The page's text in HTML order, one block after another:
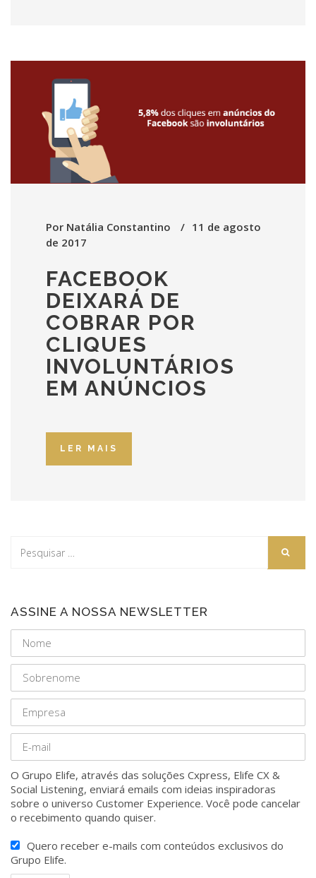
Por Natália Constantino
11 de agosto
de 2017
FACEBOOK
DEIXARÁ DE
COBRAR POR
CLIQUES
INVOLUNTÁRIOS
EM ANÚNCIOS
LER MAIS
ASSINE A NOSSA NEWSLETTER
O Grupo Elife, através das soluções Cxpress, Elife CX &
Social Listening, enviará emails com ideias inspiradoras
sobre o universo Customer Experience. Você pode cancelar
o recebimento quando quiser.
Quero receber e-mails com conteúdos exclusivos do
Grupo Elife.